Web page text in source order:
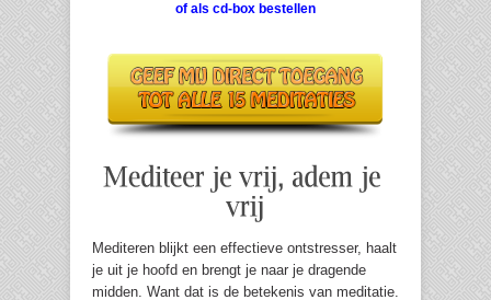
of als cd-box bestellen
Mediteren blijkt een effectieve ontstresser, haalt
je uit je hoofd en brengt je naar je dragende
midden. Want dat is de betekenis van meditatie.